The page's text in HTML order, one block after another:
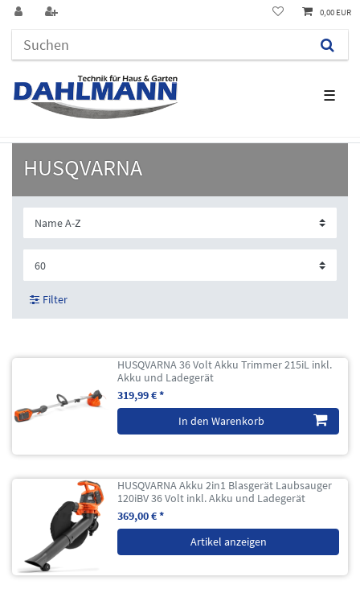
☰
0,00 EUR
HUSQVARNA
Filter
HUSQVARNA 36 Volt Akku Trimmer 215iL inkl.
Akku und Ladegerät
319,99 € *
In den Warenkorb
HUSQVARNA Akku 2in1 Blasgerät Laubsauger
120iBV 36 Volt inkl. Akku und Ladegerät
369,00 € *
Artikel anzeigen